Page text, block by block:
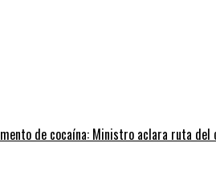
de cocaína: Ministro aclara ruta del